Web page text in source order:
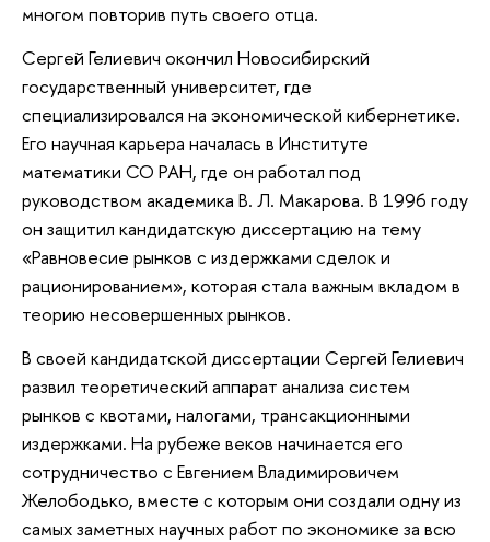
многом повторив путь своего отца.
Сергей Гелиевич окончил Новосибирский
государственный университет, где
специализировался на экономической кибернетике.
Его научная карьера началась в Институте
математики СО РАН, где он работал под
руководством академика В. Л. Макарова. В 1996 году
он защитил кандидатскую диссертацию на тему
«Равновесие рынков с издержками сделок и
рационированием», которая стала важным вкладом в
теорию несовершенных рынков.
В своей кандидатской диссертации Сергей Гелиевич
развил теоретический аппарат анализа систем
рынков с квотами, налогами, трансакционными
издержками. На рубеже веков начинается его
сотрудничество с Евгением Владимировичем
Желободько, вместе с которым они создали одну из
самых заметных научных работ по экономике за всю